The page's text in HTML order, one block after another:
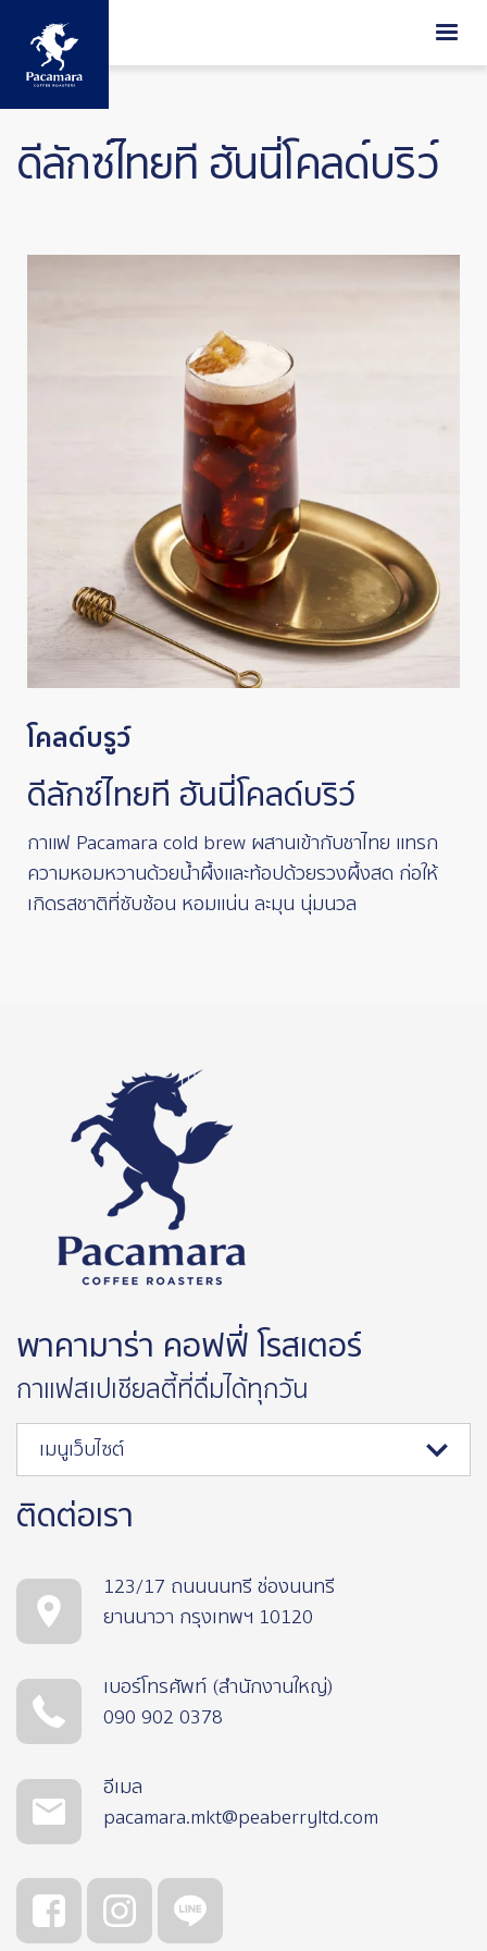
ข้ามไปยังเนื้อหาหลัก
ดีลักซ์ไทยที ฮันนี่โคลด์บริว์
โคลด์บรูว์
ดีลักซ์ไทยที ฮันนี่โคลด์บริว์
กาแฟ Pacamara cold brew ผสานเข้ากับชาไทย แทรก
ความหอมหวานด้วยน้ำผึ้งและท้อปด้วยรวงผึ้งสด ก่อให้
เกิดรสชาติที่ซับซ้อน หอมแน่น ละมุน นุ่มนวล
พาคามาร่า คอฟฟี่ โรสเตอร์
กาแฟสเปเชียลตี้ที่ดื่มได้ทุกวัน
เมนูเว็บไซต์
ติดต่อเรา
123/17 ถนนนนทรี ช่องนนทรี
ยานนาวา กรุงเทพฯ 10120
เบอร์โทรศัพท์ (สำนักงานใหญ่)
090 902 0378
อีเมล
pacamara.mkt@peaberryltd.com